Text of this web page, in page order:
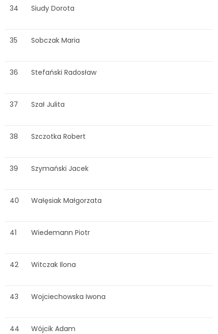
34 Siudy Dorota
35 Sobczak Maria
36 Stefański Radosław
37 Szał Julita
38 Szczotka Robert
39 Szymański Jacek
40 Wałęsiak Małgorzata
41 Wiedemann Piotr
42 Witczak Ilona
43 Wojciechowska Iwona
44 Wójcik Adam